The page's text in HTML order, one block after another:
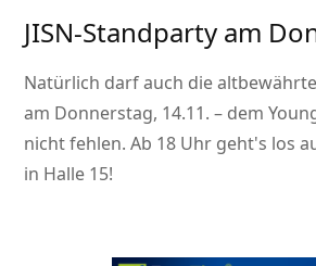
JISN-Standparty am
Natürlich darf auch die
am Donnerstag, 14.11. – dem
nicht fehlen. Ab 18 Uhr geht's los
in Halle 15!